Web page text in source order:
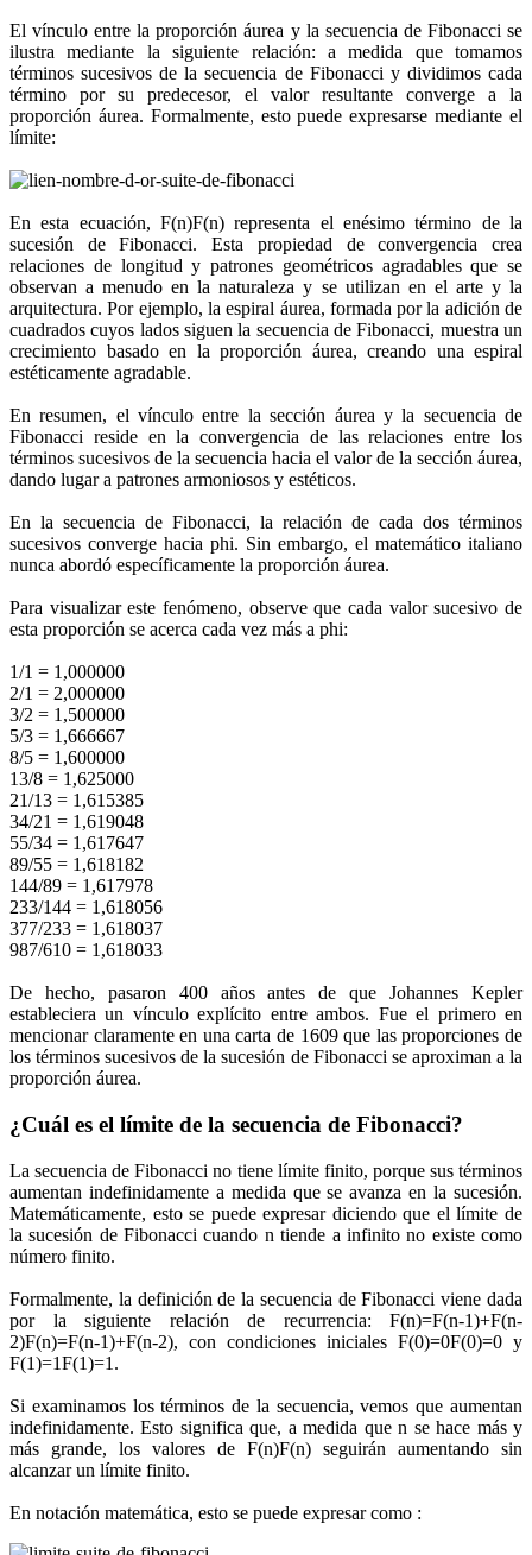
El vínculo entre la proporción áurea y la secuencia de Fibonacci se
ilustra mediante la siguiente relación: a medida que tomamos
términos sucesivos de la secuencia de Fibonacci y dividimos cada
término por su predecesor, el valor resultante converge a la
proporción áurea. Formalmente, esto puede expresarse mediante el
límite:
En esta ecuación, F(n)F(n) representa el enésimo término de la
sucesión de Fibonacci. Esta propiedad de convergencia crea
relaciones de longitud y patrones geométricos agradables que se
observan a menudo en la naturaleza y se utilizan en el arte y la
arquitectura. Por ejemplo, la espiral áurea, formada por la adición de
cuadrados cuyos lados siguen la secuencia de Fibonacci, muestra un
crecimiento basado en la proporción áurea, creando una espiral
estéticamente agradable.
En resumen, el vínculo entre la sección áurea y la secuencia de
Fibonacci reside en la convergencia de las relaciones entre los
términos sucesivos de la secuencia hacia el valor de la sección áurea,
dando lugar a patrones armoniosos y estéticos.
En la secuencia de Fibonacci, la relación de cada dos términos
sucesivos converge hacia phi. Sin embargo, el matemático italiano
nunca abordó específicamente la proporción áurea.
Para visualizar este fenómeno, observe que cada valor sucesivo de
esta proporción se acerca cada vez más a phi:
1/1 = 1,000000
2/1 = 2,000000
3/2 = 1,500000
5/3 = 1,666667
8/5 = 1,600000
13/8 = 1,625000
21/13 = 1,615385
34/21 = 1,619048
55/34 = 1,617647
89/55 = 1,618182
144/89 = 1,617978
233/144 = 1,618056
377/233 = 1,618037
987/610 = 1,618033
De hecho, pasaron 400 años antes de que Johannes Kepler
estableciera un vínculo explícito entre ambos. Fue el primero en
mencionar claramente en una carta de 1609 que las proporciones de
los términos sucesivos de la sucesión de Fibonacci se aproximan a la
proporción áurea.
¿Cuál es el límite de la secuencia de Fibonacci?
La secuencia de Fibonacci no tiene límite finito, porque sus términos
aumentan indefinidamente a medida que se avanza en la sucesión.
Matemáticamente, esto se puede expresar diciendo que el límite de
la sucesión de Fibonacci cuando n tiende a infinito no existe como
número finito.
Formalmente, la definición de la secuencia de Fibonacci viene dada
por la siguiente relación de recurrencia: F(n)=F(n-1)+F(n-
2)F(n)=F(n-1)+F(n-2), con condiciones iniciales F(0)=0F(0)=0 y
F(1)=1F(1)=1.
Si examinamos los términos de la secuencia, vemos que aumentan
indefinidamente. Esto significa que, a medida que n se hace más y
más grande, los valores de F(n)F(n) seguirán aumentando sin
alcanzar un límite finito.
En notación matemática, esto se puede expresar como :